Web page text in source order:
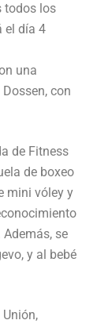
todos los
el día 4
una
con
de Fitness
de boxeo
mini vóley y
se
y al bebé